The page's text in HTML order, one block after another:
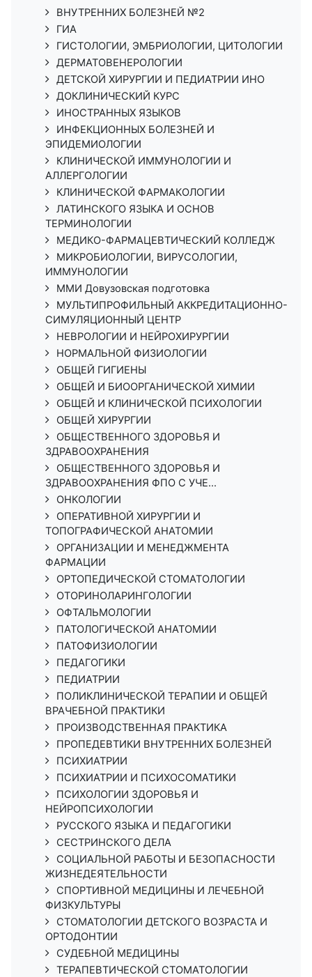
ВНУТРЕННИХ БОЛЕЗНЕЙ №2
ГИА
ГИСТОЛОГИИ, ЭМБРИОЛОГИИ, ЦИТОЛОГИИ
ДЕРМАТОВЕНЕРОЛОГИИ
ДЕТСКОЙ ХИРУРГИИ И ПЕДИАТРИИ ИНО
ДОКЛИНИЧЕСКИЙ КУРС
ИНОСТРАННЫХ ЯЗЫКОВ
ИНФЕКЦИОННЫХ БОЛЕЗНЕЙ И
ЭПИДЕМИОЛОГИИ
КЛИНИЧЕСКОЙ ИММУНОЛОГИИ И
АЛЛЕРГОЛОГИИ
КЛИНИЧЕСКОЙ ФАРМАКОЛОГИИ
ЛАТИНСКОГО ЯЗЫКА И ОСНОВ
ТЕРМИНОЛОГИИ
МЕДИКО-ФАРМАЦЕВТИЧЕСКИЙ КОЛЛЕДЖ
МИКРОБИОЛОГИИ, ВИРУСОЛОГИИ,
ИММУНОЛОГИИ
ММИ Довузовская подготовка
МУЛЬТИПРОФИЛЬНЫЙ АККРЕДИТАЦИОННО-
СИМУЛЯЦИОННЫЙ ЦЕНТР
НЕВРОЛОГИИ И НЕЙРОХИРУРГИИ
НОРМАЛЬНОЙ ФИЗИОЛОГИИ
ОБЩЕЙ ГИГИЕНЫ
ОБЩЕЙ И БИООРГАНИЧЕСКОЙ ХИМИИ
ОБЩЕЙ И КЛИНИЧЕСКОЙ ПСИХОЛОГИИ
ОБЩЕЙ ХИРУРГИИ
ОБЩЕСТВЕННОГО ЗДОРОВЬЯ И
ЗДРАВООХРАНЕНИЯ
ОБЩЕСТВЕННОГО ЗДОРОВЬЯ И
ЗДРАВООХРАНЕНИЯ ФПО С УЧЕ...
ОНКОЛОГИИ
ОПЕРАТИВНОЙ ХИРУРГИИ И
ТОПОГРАФИЧЕСКОЙ АНАТОМИИ
ОРГАНИЗАЦИИ И МЕНЕДЖМЕНТА
ФАРМАЦИИ
ОРТОПЕДИЧЕСКОЙ СТОМАТОЛОГИИ
ОТОРИНОЛАРИНГОЛОГИИ
ОФТАЛЬМОЛОГИИ
ПАТОЛОГИЧЕСКОЙ АНАТОМИИ
ПАТОФИЗИОЛОГИИ
ПЕДАГОГИКИ
ПЕДИАТРИИ
ПОЛИКЛИНИЧЕСКОЙ ТЕРАПИИ И ОБЩЕЙ
ВРАЧЕБНОЙ ПРАКТИКИ
ПРОИЗВОДСТВЕННАЯ ПРАКТИКА
ПРОПЕДЕВТИКИ ВНУТРЕННИХ БОЛЕЗНЕЙ
ПСИХИАТРИИ
ПСИХИАТРИИ И ПСИХОСОМАТИКИ
ПСИХОЛОГИИ ЗДОРОВЬЯ И
НЕЙРОПСИХОЛОГИИ
РУССКОГО ЯЗЫКА И ПЕДАГОГИКИ
СЕСТРИНСКОГО ДЕЛА
СОЦИАЛЬНОЙ РАБОТЫ И БЕЗОПАСНОСТИ
ЖИЗНЕДЕЯТЕЛЬНОСТИ
СПОРТИВНОЙ МЕДИЦИНЫ И ЛЕЧЕБНОЙ
ФИЗКУЛЬТУРЫ
СТОМАТОЛОГИИ ДЕТСКОГО ВОЗРАСТА И
ОРТОДОНТИИ
СУДЕБНОЙ МЕДИЦИНЫ
ТЕРАПЕВТИЧЕСКОЙ СТОМАТОЛОГИИ